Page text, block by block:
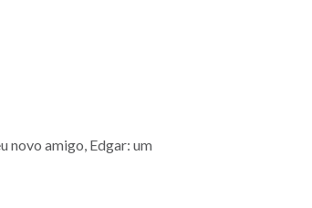
novo amigo, Edgar: um